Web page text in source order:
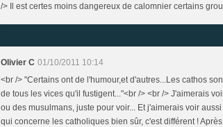
/> Il est certes moins dangereux de calomnier certains
Olivier C 01/10/2011 10:14
<br /> "Certains ont de l'humour,et d'autres...Les cathos
de tous les vices qu'il fustigent..."<br /> <br /> J'aimerais
ou des musulmans, juste pour voir... Et j'aimerais voir
qui concerne les catholiques bien sûr, c'est différent !